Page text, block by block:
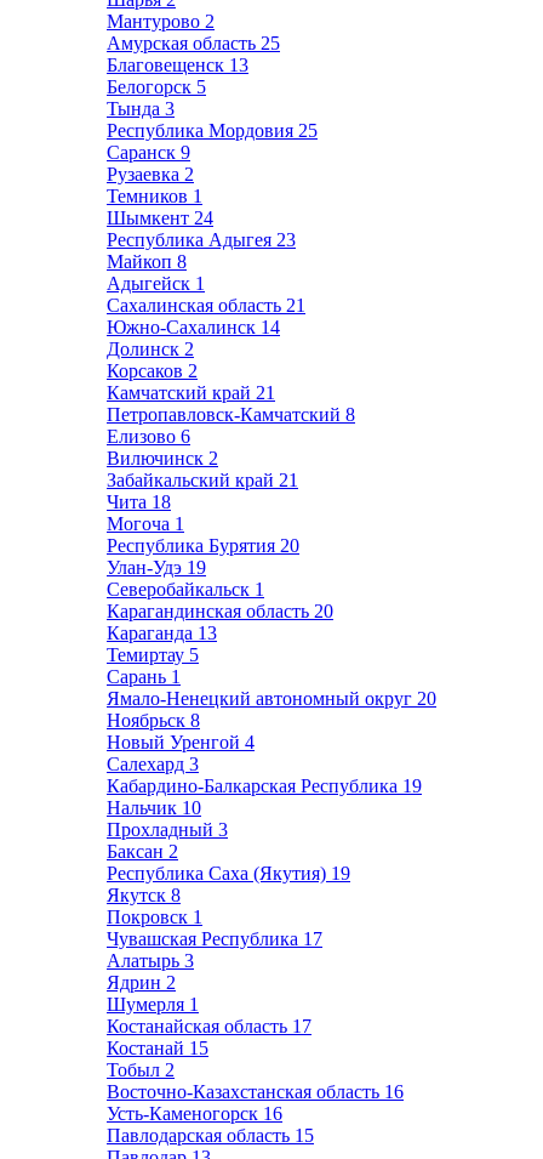
Мантурово 2
Амурская область 25
Благовещенск 13
Белогорск 5
Тында 3
Республика Мордовия 25
Саранск 9
Рузаевка 2
Темников 1
Шымкент 24
Республика Адыгея 23
Майкоп 8
Адыгейск 1
Сахалинская область 21
Южно-Сахалинск 14
Долинск 2
Корсаков 2
Камчатский край 21
Петропавловск-Камчатский 8
Елизово 6
Вилючинск 2
Забайкальский край 21
Чита 18
Могоча 1
Республика Бурятия 20
Улан-Удэ 19
Северобайкальск 1
Карагандинская область 20
Караганда 13
Темиртау 5
Сарань 1
Ямало-Ненецкий автономный округ 20
Ноябрьск 8
Новый Уренгой 4
Салехард 3
Кабардино-Балкарская Республика 19
Нальчик 10
Прохладный 3
Баксан 2
Республика Саха (Якутия) 19
Якутск 8
Покровск 1
Чувашская Республика 17
Алатырь 3
Ядрин 2
Шумерля 1
Костанайская область 17
Костанай 15
Тобыл 2
Восточно-Казахстанская область 16
Усть-Каменогорск 16
Павлодарская область 15